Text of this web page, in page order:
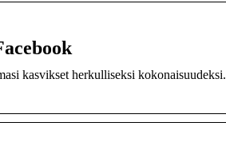
kasvikset herkulliseksi kokonaisuudeksi.